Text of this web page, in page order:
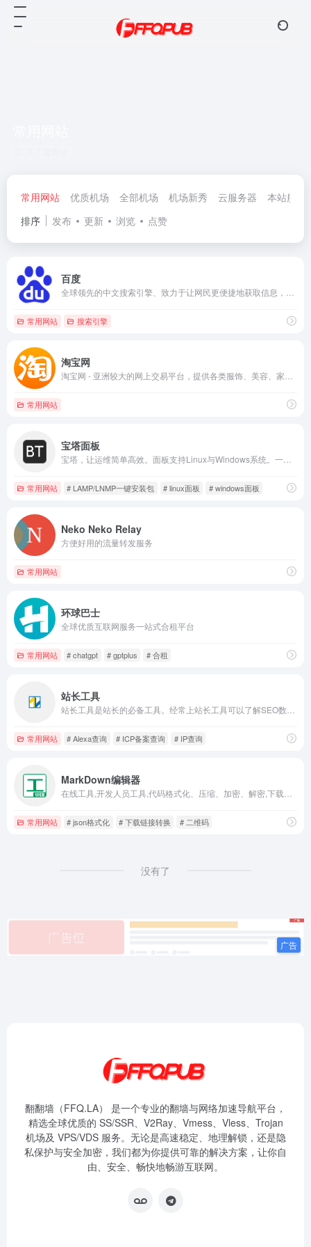
常用网站 优质机场 全部机场 机场新秀 云服务器
本站服务
排序
发布 更新 浏览 点赞
百度
常用网站 搜索引擎
淘宝网
常用网站
宝塔面板
常用网站 # LAMP/LNMP一键安装包 # linux面板 # windows面板
Neko Neko Relay
方便好用的流量转发服务
常用网站
环球巴士
全球优质互联网服务一站式合租平台
常用网站 # chatgpt # gptplus # 合租
站长工具
常用网站 # Alexa查询 # ICP备案查询 # IP查询
MarkDown编辑器
常用网站 # json格式化 # 下载链接转换 # 二维码
没有了
翻翻墙（FFQ.LA） 是一个专业的翻墙与网络加速导航平台，
精选全球优质的 SS/SSR、V2Ray、Vmess、Vless、Trojan
机场及 VPS/VDS 服务。无论是高速稳定、地理解锁，还是隐
私保护与安全加密，我们都为你提供可靠的解决方案，让你自
由、安全、畅快地畅游互联网。